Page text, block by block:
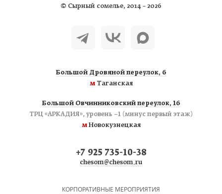
© Сырный сомелье, 2014 – 2026
Большой Дровяной переулок, 6
мТаганская
Большой Овчинниковский переулок, 16
ТРЦ «АРКАДИЯ», уровень −1 (минус первый этаж)
мНовокузнецкая
+7 925 735-10-38
chesom@chesom.ru
КОРПОРАТИВНЫЕ МЕРОПРИЯТИЯ